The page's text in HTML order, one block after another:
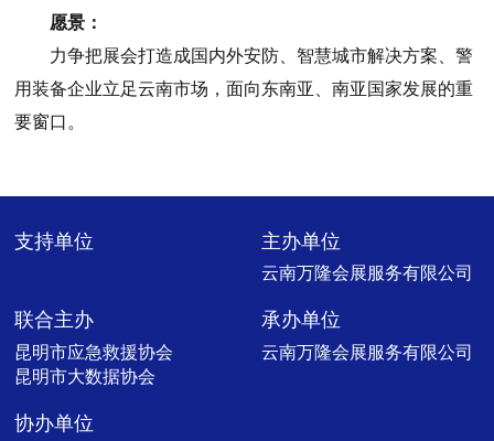
愿景：
力争把展会打造成国内外安防、智慧城市解决方案、警
用装备企业立足云南市场，面向东南亚、南亚国家发展的重
要窗口。
支持单位 主办单位
云南万隆会展服务有限公司
联合主办
昆明市应急救援协会
昆明市大数据协会
承办单位
云南万隆会展服务有限公司
协办单位